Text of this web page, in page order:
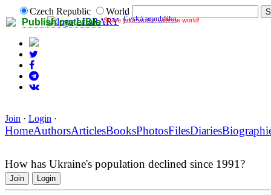
Publish materials Share your works with the world!
Czech Republic
World
LIBRARY Česká republika
Join · Login ·
HomeAuthorsArticlesBooksPhotosFilesDiaries
How has Ukraine's population declined since 1991?
Join Login